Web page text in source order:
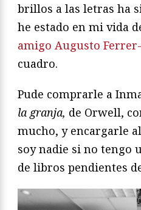
brillos a las letras ha
he estado en mi vida
amigo Augusto
cuadro.
Pude comprarle a
la granja, de Orwell,
mucho, y encargarle
soy nadie si no tengo
de libros pendientes